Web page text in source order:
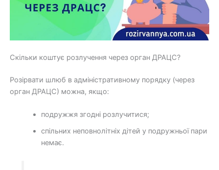
Скільки коштує розлучення через орган ДРАЦС?
Розірвати шлюб в адміністративному порядку (через
орган ДРАЦС) можна, якщо:
подружжя згодні розлучитися;
спільних неповнолітніх дітей у подружньої пари
немає.